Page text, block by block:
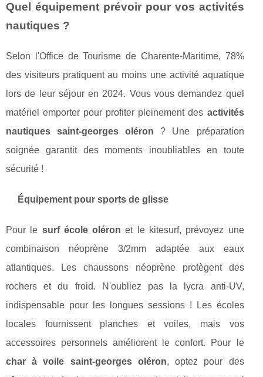
Quel équipement prévoir pour vos activités
nautiques ?
Selon l'Office de Tourisme de Charente-Maritime, 78%
des visiteurs pratiquent au moins une activité aquatique
lors de leur séjour en 2024. Vous vous demandez quel
matériel emporter pour profiter pleinement des activités
nautiques saint-georges oléron ? Une préparation
soignée garantit des moments inoubliables en toute
sécurité !
Équipement pour sports de glisse
Pour le surf école oléron et le kitesurf, prévoyez une
combinaison néoprène 3/2mm adaptée aux eaux
atlantiques. Les chaussons néoprène protègent des
rochers et du froid. N'oubliez pas la lycra anti-UV,
indispensable pour les longues sessions ! Les écoles
locales fournissent planches et voiles, mais vos
accessoires personnels améliorent le confort. Pour le
char à voile saint-georges oléron, optez pour des